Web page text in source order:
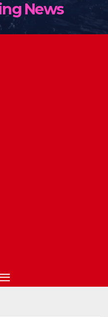
News